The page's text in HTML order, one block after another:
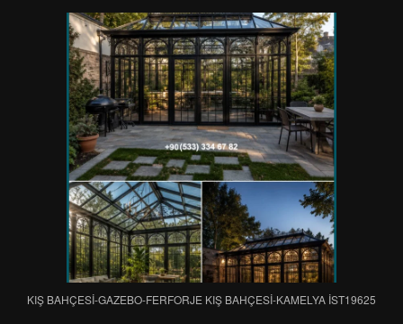
KIŞ BAHÇESİ-GAZEBO-FERFORJE KIŞ BAHÇESİ-KAMELYA IST19625